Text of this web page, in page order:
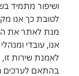
ושיפור מתמיד
לטובת כך אנו
מנת לאתר את
אנו, עובדי
לאמנת שירות
בהתאם לערכים